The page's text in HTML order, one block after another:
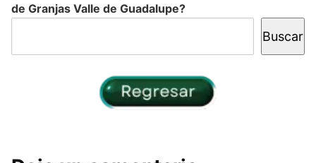
de Granjas Valle de Guadalupe?
Buscar